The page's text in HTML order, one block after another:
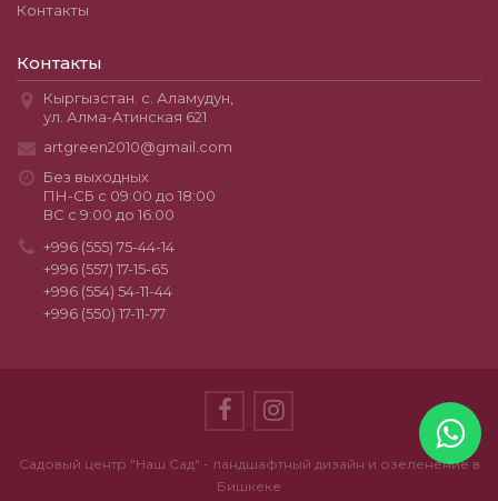
Контакты
Контакты
Кыргызстан. с. Аламудун,
ул. Алма-Атинская 621
artgreen2010@gmail.com
Без выходных
ПН-СБ с 09:00 до 18:00
ВС с 9:00 до 16:00
+996 (555) 75-44-14
+996 (557) 17-15-65
+996 (554) 54-11-44
+996 (550) 17-11-77
Садовый центр "Наш Сад" - ландшафтный дизайн и озеленение в
Бишкеке